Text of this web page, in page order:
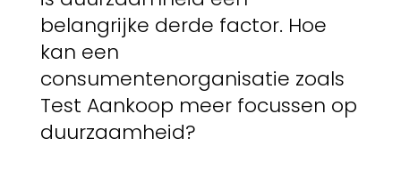
belangrijke derde factor. Hoe
kan een
consumentenorganisatie zoals
Test Aankoop meer focussen op
duurzaamheid?